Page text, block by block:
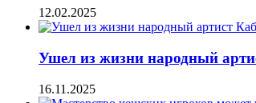
12.02.2025
Ушел из жизни народный
16.11.2025